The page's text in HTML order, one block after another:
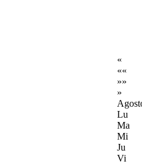
«
««
»»
»
Lu
Ma
Mi
Ju
Vi